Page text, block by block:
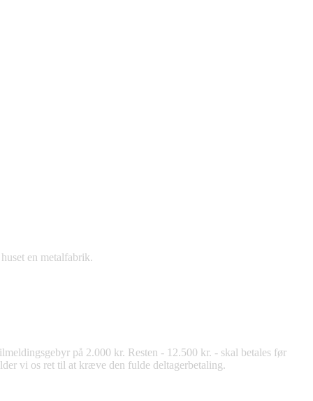
en metalfabrik.
på 2.000 kr. Resten - 12.500 kr. - skal betales før
vi os ret til at kræve den fulde deltagerbetaling.